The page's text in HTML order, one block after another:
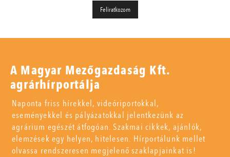
A Magyar Mezőgazdaság Kft.
agrárhírportálja
Naponta friss hírekkel, videóriportokkal,
eseményekkel és pályázatokkal jelentkezünk az
agrárium egészét átfogóan. Szakmai cikkek, ajánlók,
elemzések egy helyen, hitelesen. Hírportálunk mellet
olvassa rendszeresen megjelenő szaklapjainkat is!